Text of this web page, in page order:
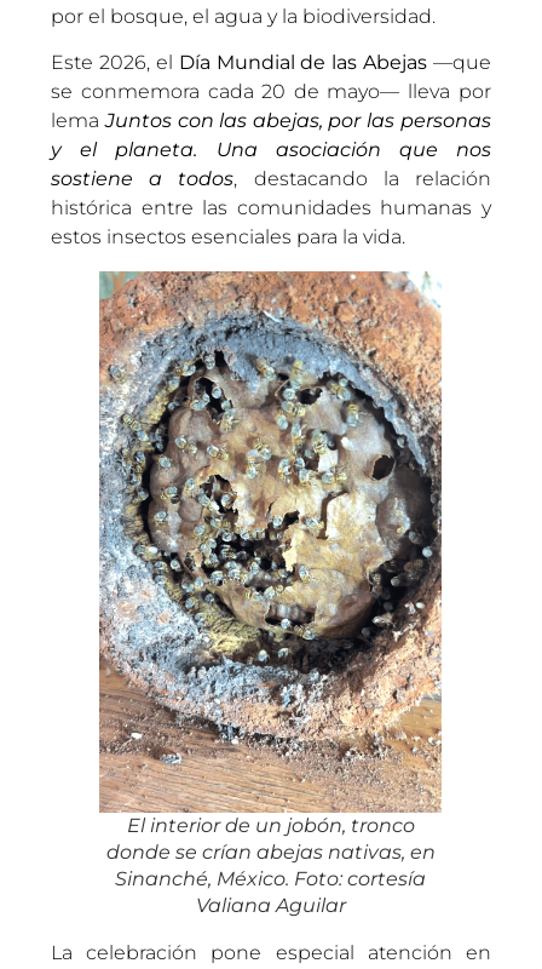
por el bosque, el agua y la biodiversidad.
Este 2026, el Día Mundial de las Abejas—que
se conmemora cada 20 de mayo— lleva por
lemaJuntos con las abejas, por las personas
y el planeta. Una asociación que nos
sostiene a todos, destacando la relación
histórica entre las comunidades humanas y
estos insectos esenciales para la vida.
El interior de un jobón, tronco
donde se crían abejas nativas, en
Sinanché, México. Foto: cortesía
Valiana Aguilar
La celebración pone especial atención en